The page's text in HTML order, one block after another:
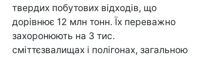
твердих побутових відходів, що
дорівнює 12 млн тонн. Їх переважно
захоронюють на 3 тис.
сміттєзвалищах і полігонах, загальною